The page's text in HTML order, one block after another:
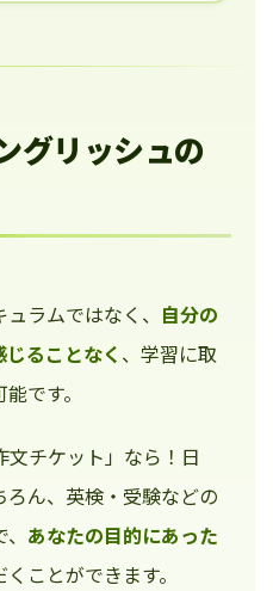
グリッシュの
ラムではなく、 自分の
ることなく 、学習に取
です。
チケット」なら！日
ん、英検・受験などの
あなたの目的にあった
ことができます。